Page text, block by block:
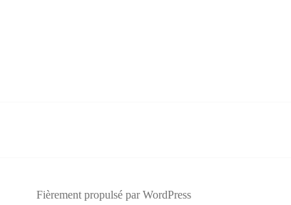
Fièrement propulsé par WordPress